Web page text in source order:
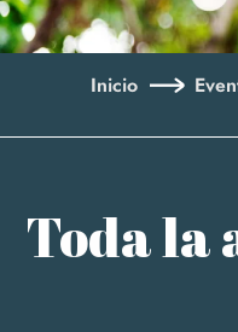
Inicio
Toda la